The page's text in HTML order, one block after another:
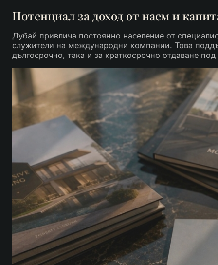
Потенциал за доход от наем и
Дубай привлича постоянно население от
служители на международни компании. Това
дългосрочно, така и за краткосрочно отдаване